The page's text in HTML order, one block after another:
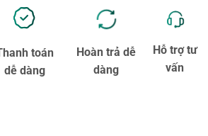
toán
dễ dàng
Hoàn trả dễ
dàng
Hỗ trợ tư
vấn